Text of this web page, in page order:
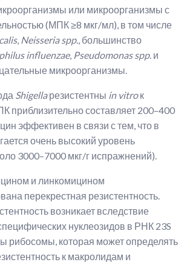
или микроорганизмы с
(МПК ≥8 мкг/мл), в том числе
, Neisseriaspp., большинство
influenzae, Pseudomonasspp. и
микроорганизмы.
Shigellaрезистентны in vitroк
приблизительно составляет 200–400
эффективен в связи с тем, что в
очень высокий уровень
3000–7000 мкг/г испражнений).
и линкомицином
перекрестная резистентность.
возникает вследствие
нуклеозидов в РНК 23S
рибосомы, которая может определять
к макролидам и